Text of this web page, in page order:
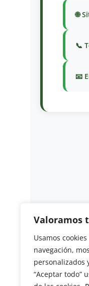
Valoramos
Usamos
navegación,
personalizados
“Aceptar todo”
🌐
📞
📧
Revista del
C/
41013